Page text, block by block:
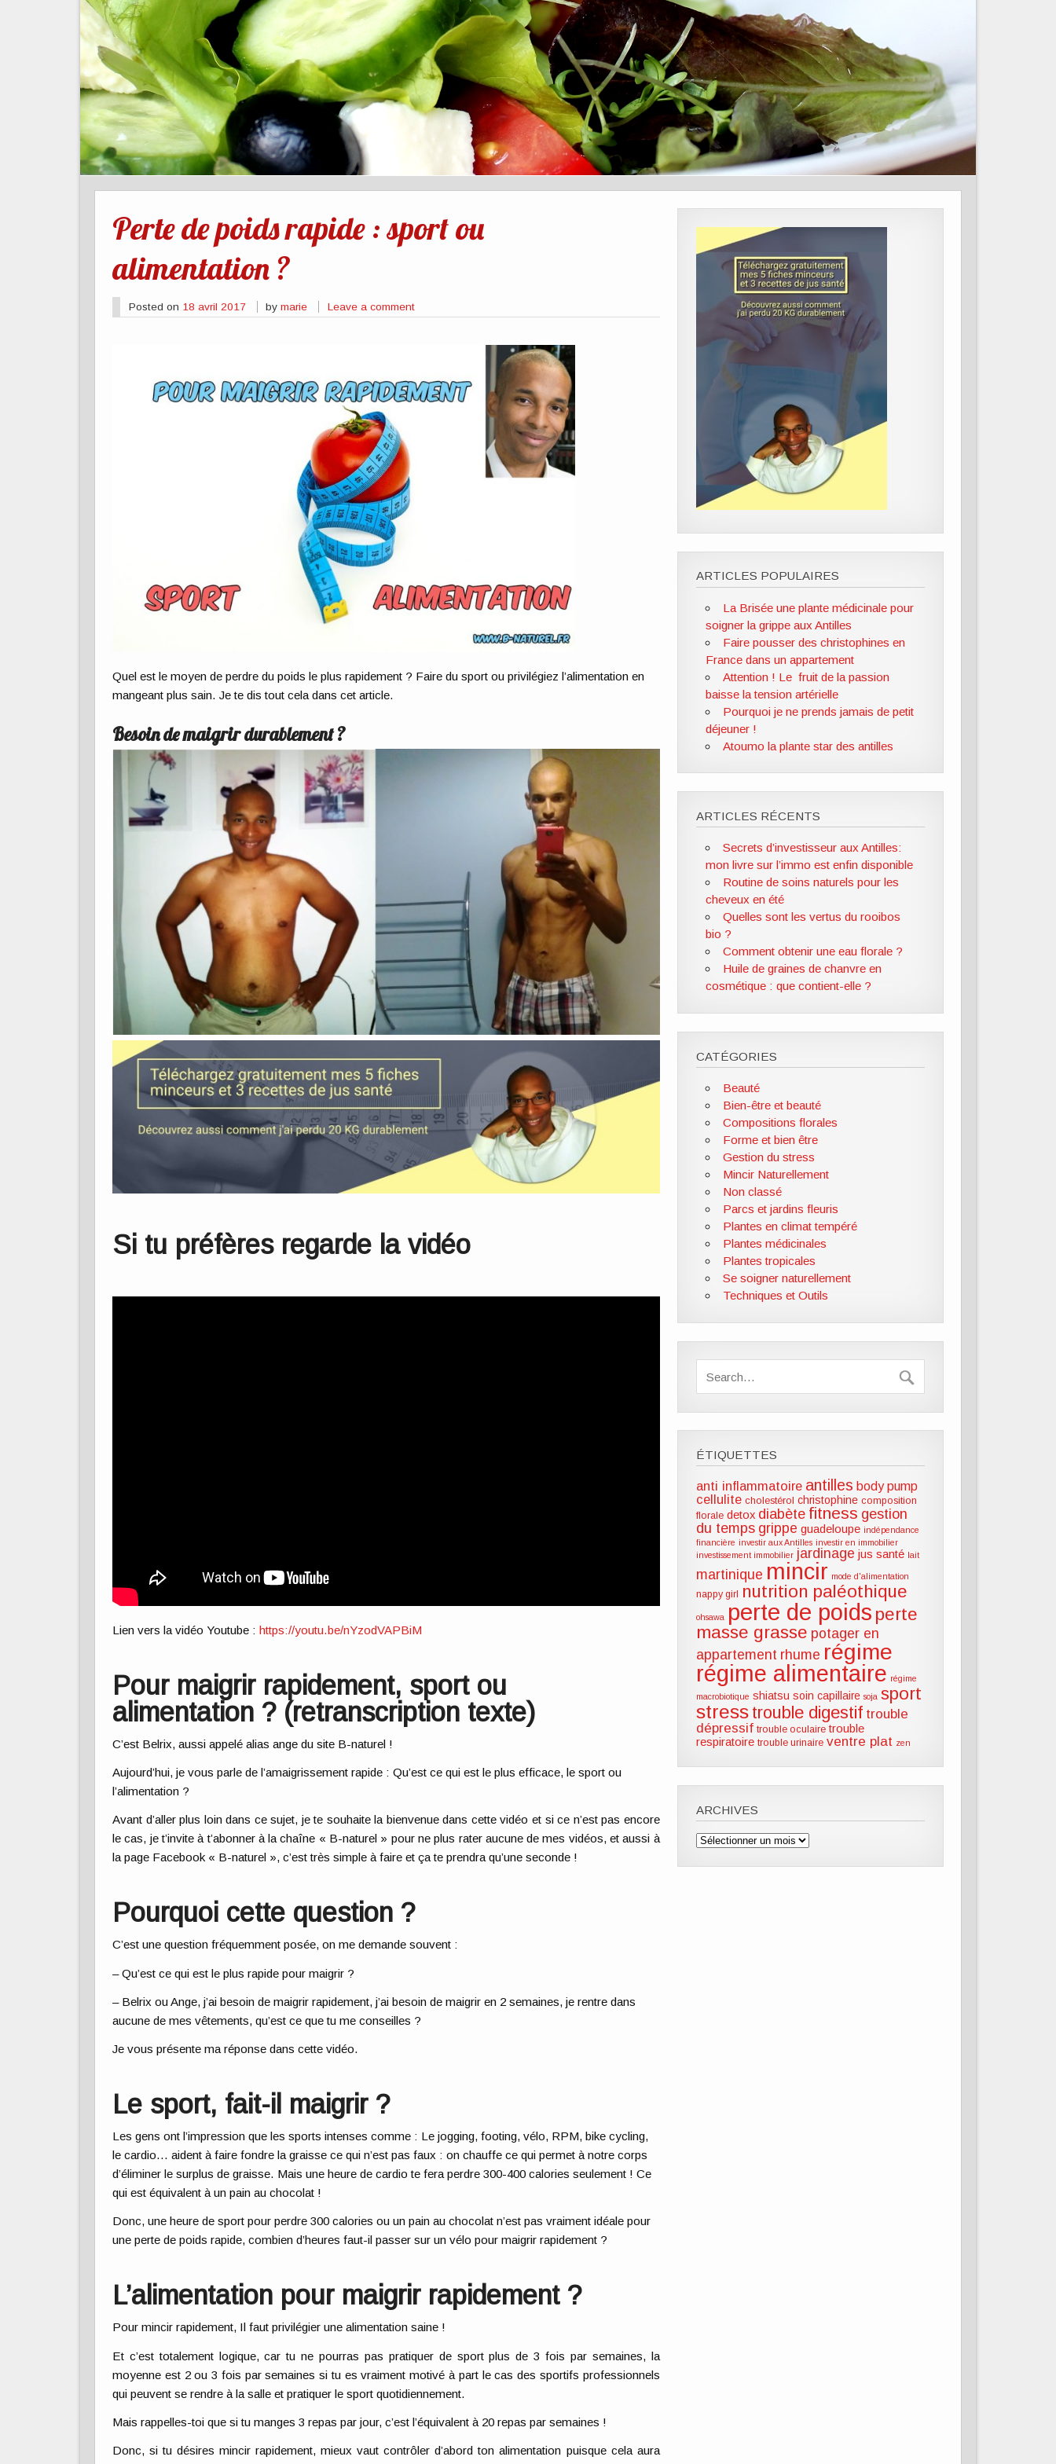
Perte de poids rapide : sport ou
alimentation ?
Posted on 18 avril 2017 bymarie Leave a comment
Quel est le moyen de perdre du poids le plus rapidement ? Faire du sport ou privilégiez l’alimentation en
mangeant plus sain. Je te dis tout cela dans cet article.
Besoin de maigrir durablement ?
Si tu préfères regarde la vidéo
Lien vers la vidéo Youtube :https://youtu.be/nYzodVAPBiM
Pour maigrir rapidement, sport ou
alimentation ? (retranscription texte)
C’est Belrix, aussi appelé alias ange du site B-naturel !
Aujourd’hui, je vous parle de l’amaigrissement rapide : Qu’est ce qui est le plus efficace, le sport ou
l’alimentation ?
Avant d’aller plus loin dans ce sujet, je te souhaite la bienvenue dans cette vidéo et si ce n’est pas encore
le cas, je t’invite à t’abonner à la chaîne « B-naturel » pour ne plus rater aucune de mes vidéos, et aussi à
la page Facebook « B-naturel », c’est très simple à faire et ça te prendra qu’une seconde !
Pourquoi cette question ?
C’est une question fréquemment posée, on me demande souvent :
– Qu’est ce qui est le plus rapide pour maigrir ?
– Belrix ou Ange, j’ai besoin de maigrir rapidement, j’ai besoin de maigrir en 2 semaines, je rentre dans
aucune de mes vêtements, qu’est ce que tu me conseilles ?
Je vous présente ma réponse dans cette vidéo.
Le sport, fait-il maigrir ?
Les gens ont l’impression que les sports intenses comme : Le jogging, footing, vélo, RPM, bike cycling,
le cardio… aident à faire fondre la graisse ce qui n’est pas faux : on chauffe ce qui permet à notre corps
d’éliminer le surplus de graisse. Mais une heure de cardio te fera perdre 300-400 calories seulement ! Ce
qui est équivalent à un pain au chocolat !
Donc, une heure de sport pour perdre 300 calories ou un pain au chocolat n’est pas vraiment idéale pour
une perte de poids rapide, combien d’heures faut-il passer sur un vélo pour maigrir rapidement ?
L’alimentation pour maigrir rapidement ?
Pour mincir rapidement, Il faut privilégier une alimentation saine !
Et c’est totalement logique, car tu ne pourras pas pratiquer de sport plus de 3 fois par semaines, la
moyenne est 2 ou 3 fois par semaines si tu es vraiment motivé à part le cas des sportifs professionnels
qui peuvent se rendre à la salle et pratiquer le sport quotidiennement.
Mais rappelles-toi que si tu manges 3 repas par jour, c’est l’équivalent à 20 repas par semaines !
Donc, si tu désires mincir rapidement, mieux vaut contrôler d’abord ton alimentation puisque cela aura
ARTICLES POPULAIRES
La Brisée une plante médicinale pour
soigner la grippe aux Antilles
Faire pousser des christophines en
France dans un appartement
Attention ! Le fruit de la passion
baisse la tension artérielle
Pourquoi je ne prends jamais de petit
déjeuner !
Atoumo la plante star des antilles
ARTICLES RÉCENTS
Secrets d’investisseur aux Antilles:
mon livre sur l’immo est enfin disponible
Routine de soins naturels pour les
cheveux en été
Quelles sont les vertus du rooibos
bio ?
Comment obtenir une eau florale ?
Huile de graines de chanvre en
cosmétique : que contient-elle ?
CATÉGORIES
Beauté
Bien-être et beauté
Compositions florales
Forme et bien être
Gestion du stress
Mincir Naturellement
Non classé
Parcs et jardins fleuris
Plantes en climat tempéré
Plantes médicinales
Plantes tropicales
Se soigner naturellement
Techniques et Outils
ÉTIQUETTES
anti inflammatoire antilles body pump
cellulite cholestérol christophine composition
florale detox diabète fitness gestion
du temps grippe guadeloupe indépendance
financière investir aux Antilles investir en immobilier
investissement immobilier jardinage jus santé lait
martinique mincir mode d'alimentation
nappy girl nutrition paléothique
ohsawa perte de poids perte
masse grasse potager en
appartement rhume régime
régime alimentaire régime
macrobiotique shiatsu soin capillaire soja sport
stress trouble digestif trouble
dépressif trouble oculaire trouble
respiratoire trouble urinaire ventre plat zen
ARCHIVES
Archives